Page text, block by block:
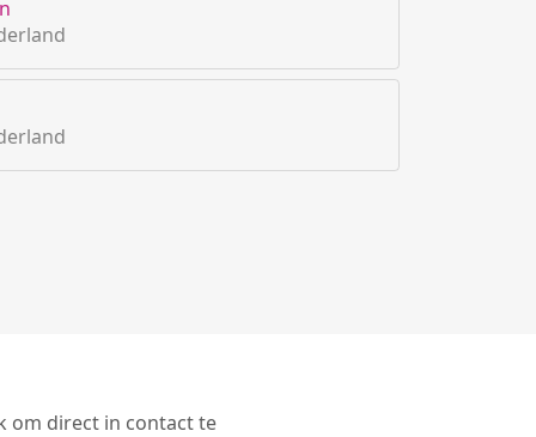
om direct in contact te